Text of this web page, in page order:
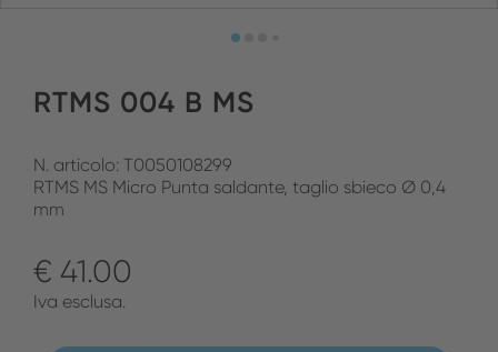
RTMS 004 B MS
N. articolo: T0050108299
RTMS MS Micro Punta saldante, taglio sbieco Ø 0,4
mm
€ 41.00
Iva esclusa.